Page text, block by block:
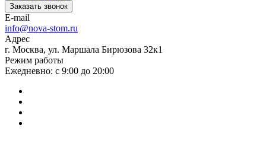
Заказать звонок
E-mail
info@nova-stom.ru
Адрес
г. Москва, ул. Маршала Бирюзова 32к1
Режим работы
Ежедневно: с 9:00 до 20:00